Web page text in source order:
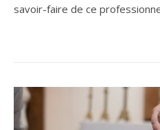
savoir-faire de ce